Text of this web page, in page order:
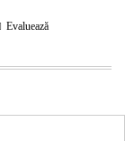
Evaluează